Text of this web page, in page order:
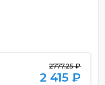
2777.25 ₽
2 415 ₽